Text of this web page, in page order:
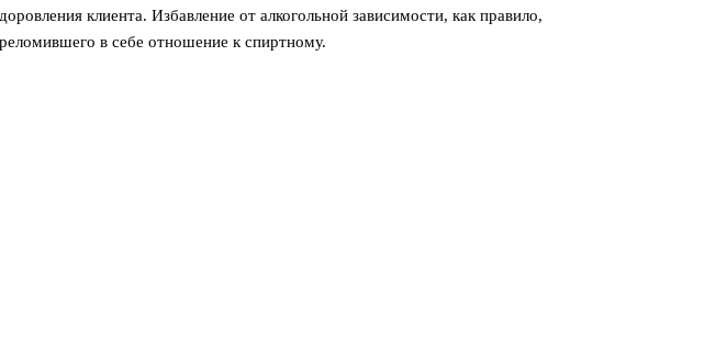
клиента. Избавление от алкогольной зависимости, как правило,
в себе отношение к спиртному.